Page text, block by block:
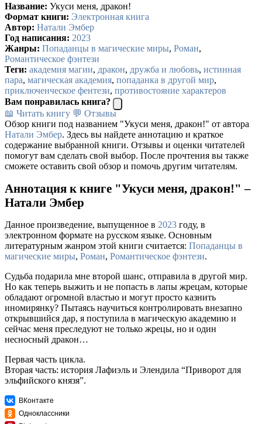
Название: Укуси меня, дракон!
Формат книги: Электронная книга
Автор: Натали Эмбер
Год написания: 2023
Жанры: Попаданцы в магические миры, Роман,
Романтическое фэнтези
Теги: академия магии, дракон, дружба и любовь, истинная
пара, магическая академия, попаданка в другой мир,
приключенческое фентези, противостояние характеров
Вам понравилась книга?
📖 Читать книгу 💬 Отзывы
Обзор книги под названием "Укуси меня, дракон!" от автора
Натали Эмбер. Здесь вы найдете аннотацию и краткое
содержание выбранной книги. Отзывы и оценки читателей
помогут вам сделать свой выбор. После прочтения вы также
сможете оставить свой обзор и помочь другим читателям.
Аннотация к книге "Укуси меня, дракон!" –
Натали Эмбер
Данное произведение, выпущенное в 2023 году, в
электронном формате на русском языке. Основным
литературным жанром этой книги считается: Попаданцы в
магические миры, Роман, Романтическое фэнтези.
Судьба подарила мне второй шанс, отправила в другой мир.
Но как теперь выжить и не попасть в лапы жрецам, которые
обладают огромной властью и могут просто казнить
иномирянку? Пытаясь научиться контролировать внезапно
открывшийся дар, я поступила в магическую академию и
сейчас меня преследуют не только жрецы, но и один
несносный дракон…
Первая часть цикла.
Вторая часть: история Лафиэль и Элендила “Приворот для
эльфийского князя”.
ВКонтакте
Одноклассники